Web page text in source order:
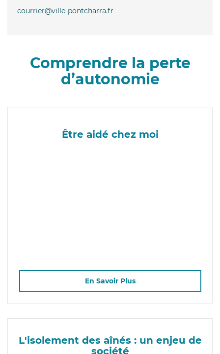
courrier@ville-pontcharra.fr
Comprendre la perte
d’autonomie
Être aidé chez moi
En Savoir Plus
L'isolement des aînés : un enjeu de
société